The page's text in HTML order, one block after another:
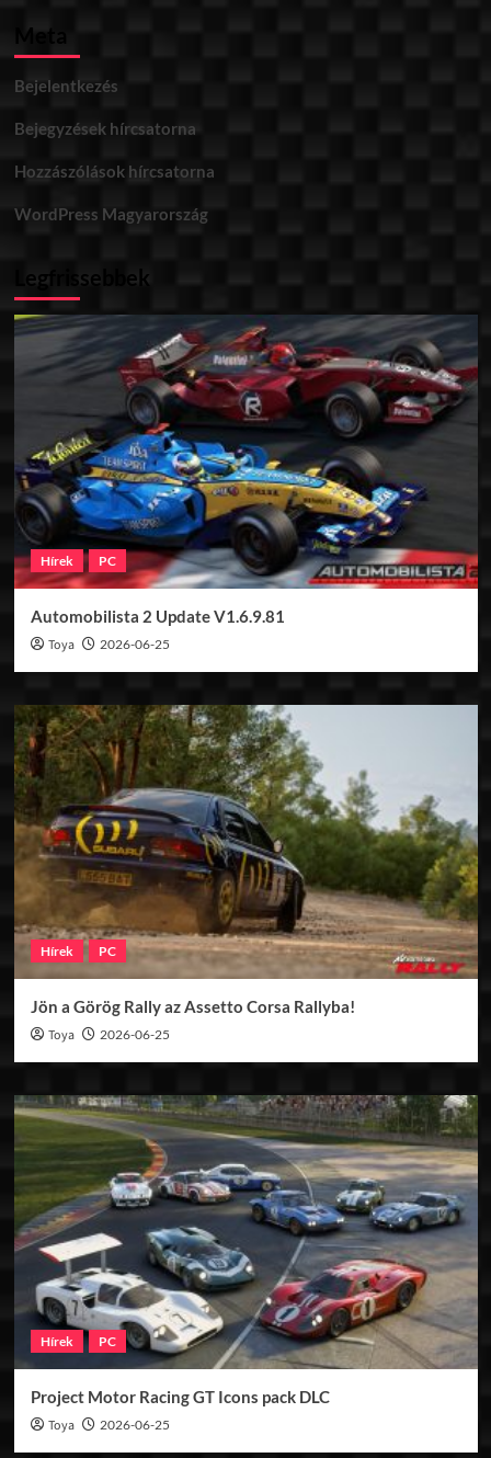
Meta
Bejelentkezés
Bejegyzések hírcsatorna
Hozzászólások hírcsatorna
WordPress Magyarország
Legfrissebbek
Hírek PC
Automobilista 2 Update V1.6.9.81
Toya 2026-06-25
Hírek PC
Jön a Görög Rally az Assetto Corsa Rallyba!
Toya 2026-06-25
Hírek PC
Project Motor Racing GT Icons pack DLC
Toya 2026-06-25